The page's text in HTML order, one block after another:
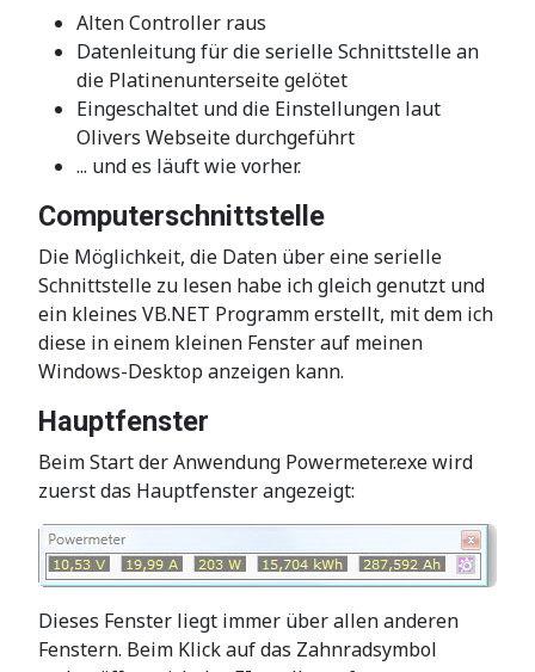
Alten Controller raus
Datenleitung für die serielle Schnittstelle an
die Platinenunterseite gelötet
Eingeschaltet und die Einstellungen laut
Olivers Webseite durchgeführt
... und es läuft wie vorher.
Computerschnittstelle
Die Möglichkeit, die Daten über eine serielle
Schnittstelle zu lesen habe ich gleich genutzt und
ein kleines VB.NET Programm erstellt, mit dem ich
diese in einem kleinen Fenster auf meinen
Windows-Desktop anzeigen kann.
Hauptfenster
Beim Start der Anwendung Powermeter.exe wird
zuerst das Hauptfenster angezeigt:
Dieses Fenster liegt immer über allen anderen
Fenstern. Beim Klick auf das Zahnradsymbol